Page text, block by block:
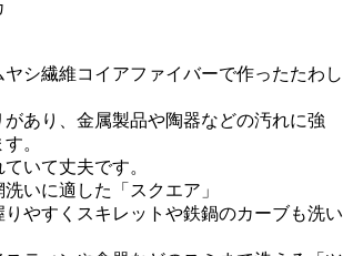
シ繊維コイアファイバーで作ったたわし
あり、金属製品や陶器などの汚れに強
。
いて丈夫です。
いに適した「スクエア」
やすくスキレットや鉄鍋のカーブも洗い